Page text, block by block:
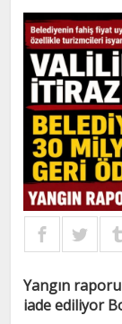
Yangın
iade ediliyor